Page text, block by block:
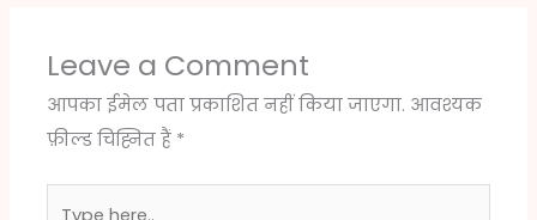
Leave a Comment
आपका ईमेल पता प्रकाशित नहीं किया जाएगा. आवश्यक
फ़ील्ड चिह्नित हैं *